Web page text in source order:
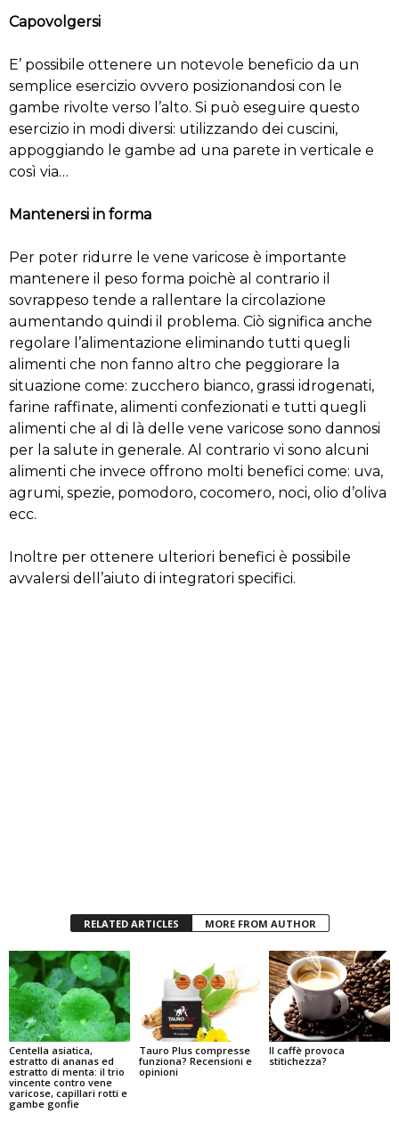
Capovolgersi
E’ possibile ottenere un notevole beneficio da un
semplice esercizio ovvero posizionandosi con le
gambe rivolte verso l’alto. Si può eseguire questo
esercizio in modi diversi: utilizzando dei cuscini,
appoggiando le gambe ad una parete in verticale e
così via…
Mantenersi in forma
Per poter ridurre le vene varicose è importante
mantenere il peso forma poichè al contrario il
sovrappeso tende a rallentare la circolazione
aumentando quindi il problema. Ciò significa anche
regolare l’alimentazione eliminando tutti quegli
alimenti che non fanno altro che peggiorare la
situazione come: zucchero bianco, grassi idrogenati,
farine raffinate, alimenti confezionati e tutti quegli
alimenti che al di là delle vene varicose sono dannosi
per la salute in generale. Al contrario vi sono alcuni
alimenti che invece offrono molti benefici come: uva,
agrumi, spezie, pomodoro, cocomero, noci, olio d’oliva
ecc.
Inoltre per ottenere ulteriori benefici è possibile
avvalersi dell’aiuto di integratori specifici.
RELATED ARTICLES MORE FROM AUTHOR
Centella asiatica,
estratto di ananas ed
estratto di menta: il trio
vincente contro vene
varicose, capillari rotti e
gambe gonfie
Tauro Plus compresse
funziona? Recensioni e
opinioni
Il caffè provoca
stitichezza?